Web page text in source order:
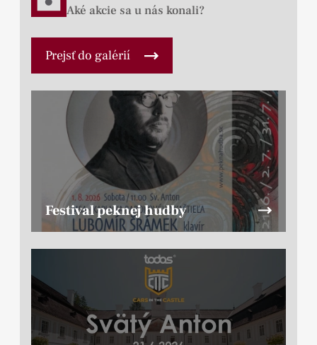
Aké akcie sa u nás konali?
Prejsť do galérií
Festival peknej hudby